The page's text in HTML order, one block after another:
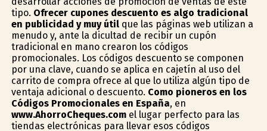
tipo. Ofrecer cupones descuento es algo tradicional
en publicidad y muy útilque las páginas web utilizan a
menudo y, ante la dificultad de recibir un cupón
tradicional en mano crearon los códigos
promocionales. Los códigos descuento se componen
por una clave, cuando se aplica en cajetín al uso del
carrito de compra ofrece al que lo utiliza algún tipo de
ventaja adicional o descuento. Como pioneros en los
Códigos Promocionales en España, en
www.AhorroCheques.comel lugar perfecto para las
tiendas electrónicas para llevar esos códigos